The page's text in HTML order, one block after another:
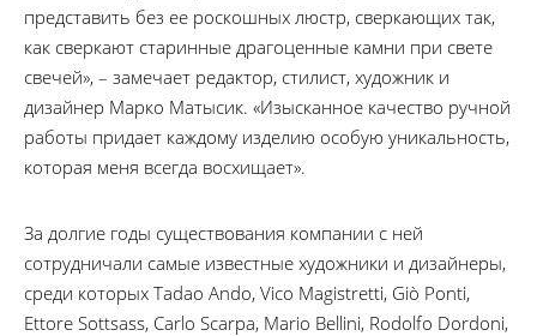
представить без ее роскошных люстр, сверкающих так,
как сверкают старинные драгоценные камни при свете
свечей», – замечает редактор, стилист, художник и
дизайнер Марко Матысик. «Изысканное качество ручной
работы придает каждому изделию особую уникальность,
которая меня всегда восхищает».
За долгие годы существования компании с ней
сотрудничали самые известные художники и дизайнеры,
среди которых Tadao Ando, Vico Magistretti, Giò Ponti,
Ettore Sottsass, Carlo Scarpa, Mario Bellini, Rodolfo Dordoni,